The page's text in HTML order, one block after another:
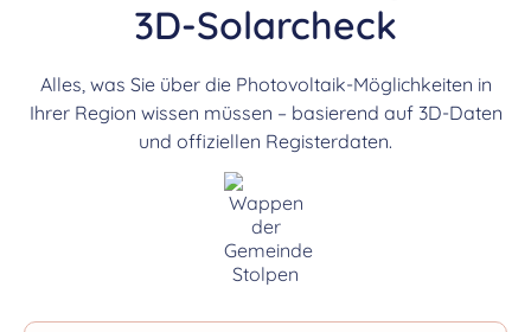
3D-Solarcheck
Alles, was Sie über die Photovoltaik-Möglichkeiten in
Ihrer Region wissen müssen – basierend auf 3D-Daten
und offiziellen Registerdaten.